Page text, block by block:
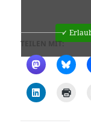
✓
TEILEN MIT: